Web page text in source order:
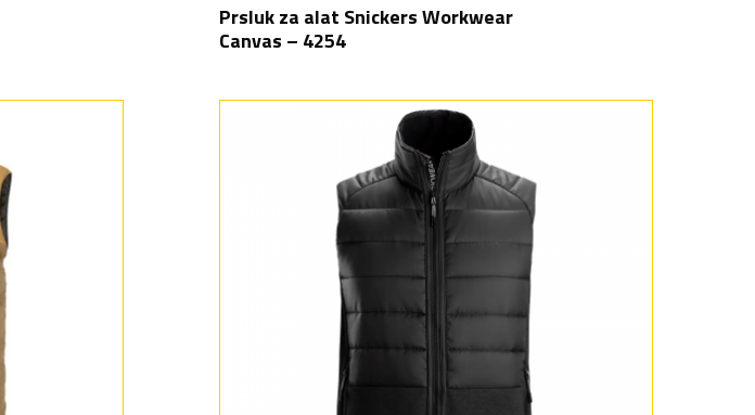
Prsluk za alat Snickers Workwear
Canvas – 4254